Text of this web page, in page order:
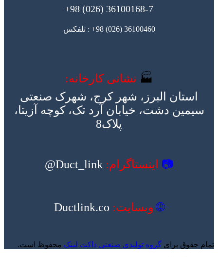
36100168-7 (026) 98+
36100460 (026) 98+ : تلفکس
🏭 نشانی کارخانه:
استان البرز، شهر کرج، شهرک صنعتی
سیمین دشت، خیابان آرد تک، کوچه آزیتا،
پلاک8
📷 اینستاگرام:
🌐 وبسایت:
تمام حقوق برای گروه تولیدی صنعتی داکت لینک محفوظ است.